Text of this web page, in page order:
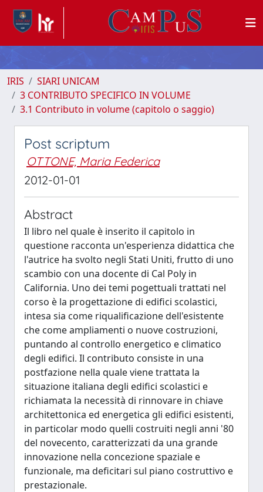
IRIS
SIARI UNICAM
3 CONTRIBUTO SPECIFICO IN VOLUME
3.1 Contributo in volume (capitolo o saggio)
Post scriptum
OTTONE, Maria Federica
2012-01-01
Abstract
Il libro nel quale è inserito il capitolo in
questione racconta un'esperienza didattica che
l'autrice ha svolto negli Stati Uniti, frutto di uno
scambio con una docente di Cal Poly in
California. Uno dei temi pogettuali trattati nel
corso è la progettazione di edifici scolastici,
intesa sia come riqualificazione dell'esistente
che come ampliamenti o nuove costruzioni,
puntando al controllo energetico e climatico
degli edifici. Il contributo consiste in una
postfazione nella quale viene trattata la
situazione italiana degli edifici scolastici e
richiamata la necessità di rinnovare in chiave
architettonica ed energetica gli edifici esistenti,
in particolar modo quelli costruiti negli anni '80
del novecento, caratterizzati da una grande
innovazione nella concezione spaziale e
funzionale, ma deficitari sul piano costruttivo e
prestazionale.